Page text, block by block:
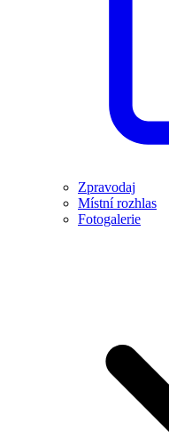
Zpravodaj
Místní rozhlas
Fotogalerie